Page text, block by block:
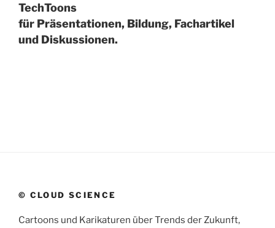
TechToons
für Präsentationen, Bildung, Fachartikel
und Diskussionen.
© CLOUD SCIENCE
Cartoons und Karikaturen über Trends der Zukunft,